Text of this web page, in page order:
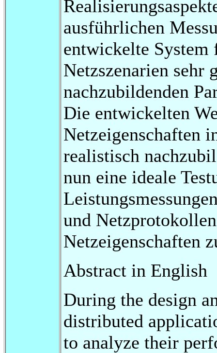
ausführlichen
entwickelte
Netzszenarien sehr
nachzubildenden
Die entwickelten
Netzeigenschaften
realistisch
nun eine ideale
und
Netzeigenschaften
Abstract in English
During the design
distributed
to analyze their